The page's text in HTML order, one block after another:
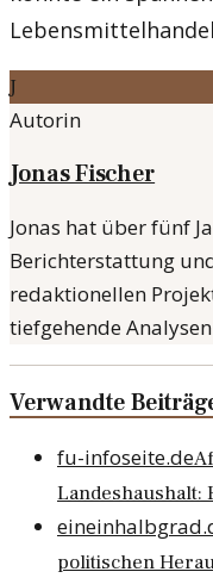
J
Autorin
Jonas Fischer
Jonas hat über fünf
Berichterstattung
redaktionellen
tiefgehende
Verwandte
fu-infoseite.de
Landeshaushalt:
politischen